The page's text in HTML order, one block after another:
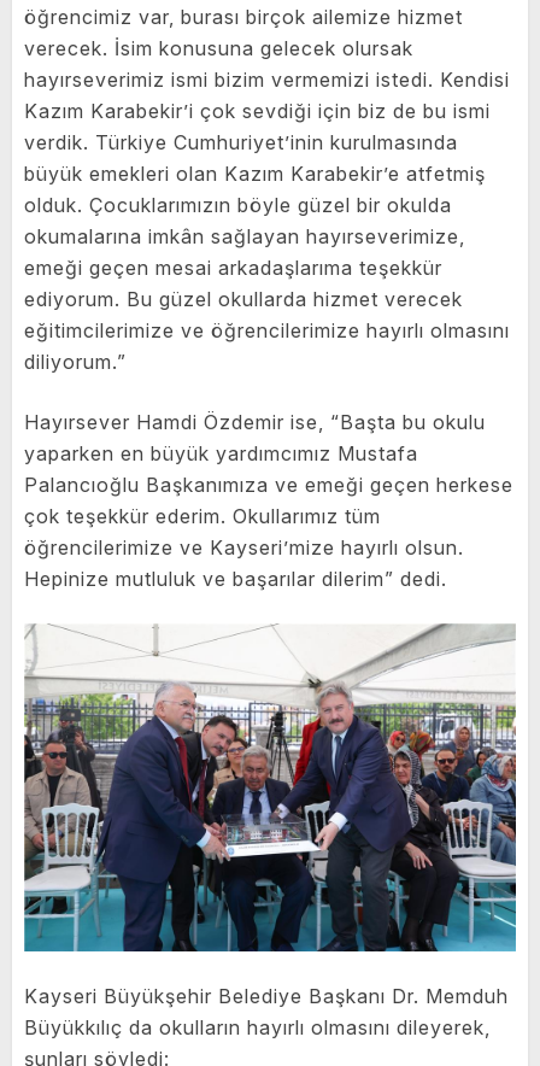
öğrencimiz var, burası birçok ailemize hizmet
verecek. İsim konusuna gelecek olursak
hayırseverimiz ismi bizim vermemizi istedi. Kendisi
Kazım Karabekir’i çok sevdiği için biz de bu ismi
verdik. Türkiye Cumhuriyet’inin kurulmasında
büyük emekleri olan Kazım Karabekir’e atfetmiş
olduk. Çocuklarımızın böyle güzel bir okulda
okumalarına imkân sağlayan hayırseverimize,
emeği geçen mesai arkadaşlarıma teşekkür
ediyorum. Bu güzel okullarda hizmet verecek
eğitimcilerimize ve öğrencilerimize hayırlı olmasını
diliyorum.”
Hayırsever Hamdi Özdemir ise, “Başta bu okulu
yaparken en büyük yardımcımız Mustafa
Palancıoğlu Başkanımıza ve emeği geçen herkese
çok teşekkür ederim. Okullarımız tüm
öğrencilerimize ve Kayseri’mize hayırlı olsun.
Hepinize mutluluk ve başarılar dilerim” dedi.
Kayseri Büyükşehir Belediye Başkanı Dr. Memduh
Büyükkılıç da okulların hayırlı olmasını dileyerek,
şunları söyledi: